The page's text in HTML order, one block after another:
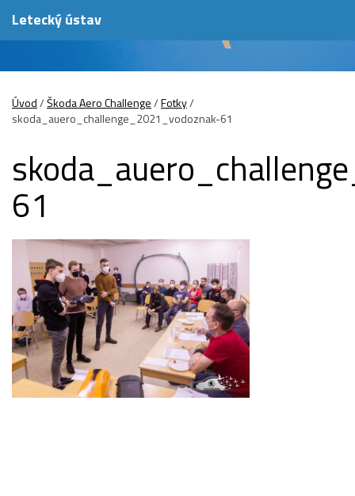
Letecký ústav
Úvod/Škoda Aero Challenge/Fotky/
skoda_auero_challenge_2021_vodoznak-61
61